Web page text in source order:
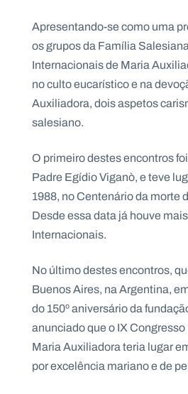
Apresentando-se como uma
os grupos da Família
Internacionais de Maria
no culto eucarístico e na
Auxiliadora, dois aspetos
salesiano.
O primeiro destes encontros
Padre Egídio Viganò, e teve
1988, no Centenário da morte
Desde essa data já houve
Internacionais.
No último destes encontros,
Buenos Aires, na Argentina,
do 150º aniversário da
anunciado que o IX
Maria Auxiliadora teria lugar
por excelência mariano e de
.
p
t
A
e
a
C
n
c
t
o
s
N
w
e
tt
e
r